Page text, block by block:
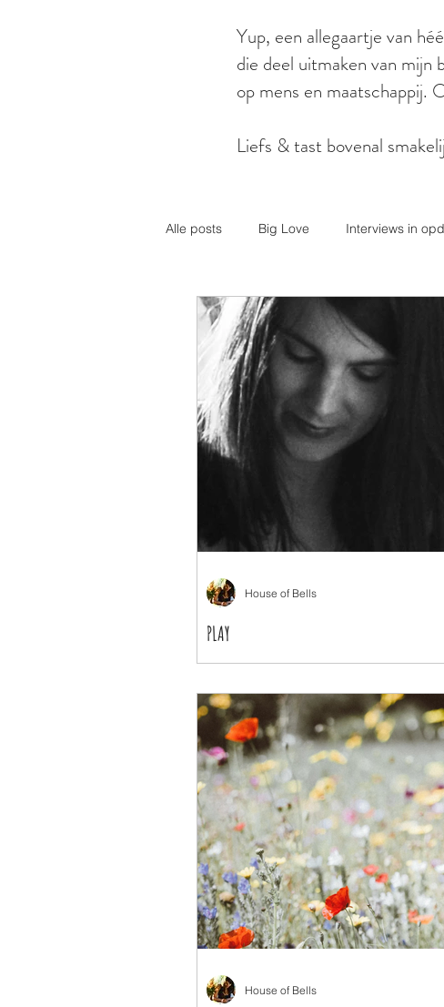
Yup, een allegaartje van
die deel uitmaken van
op mens en maatschappij.
Liefs & tast bovenal
Alle posts Big Love Interviews in
PLAY
House of Bells
House of Bells